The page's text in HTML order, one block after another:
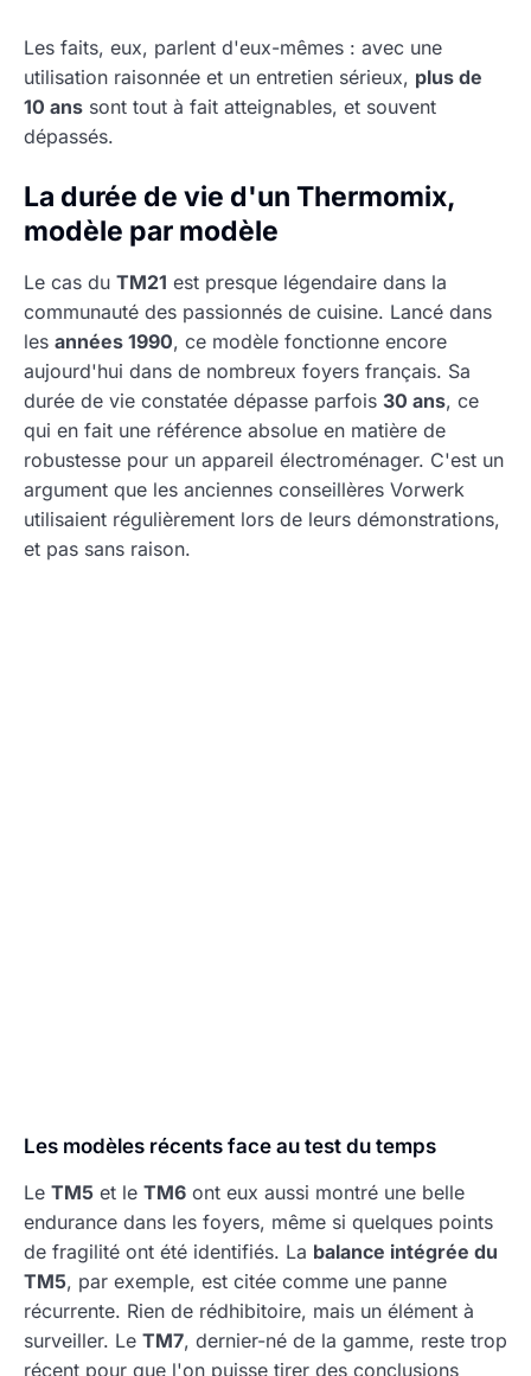
Les faits, eux, parlent d'eux-mêmes : avec une
utilisation raisonnée et un entretien sérieux, plus de
10 ans sont tout à fait atteignables, et souvent
dépassés.
La durée de vie d'un Thermomix,
modèle par modèle
Le cas du TM21 est presque légendaire dans la
communauté des passionnés de cuisine. Lancé dans
les années 1990, ce modèle fonctionne encore
aujourd'hui dans de nombreux foyers français. Sa
durée de vie constatée dépasse parfois 30 ans, ce
qui en fait une référence absolue en matière de
robustesse pour un appareil électroménager. C'est un
argument que les anciennes conseillères Vorwerk
utilisaient régulièrement lors de leurs démonstrations,
et pas sans raison.
Les modèles récents face au test du temps
Le TM5 et le TM6 ont eux aussi montré une belle
endurance dans les foyers, même si quelques points
de fragilité ont été identifiés. La balance intégrée du
TM5, par exemple, est citée comme une panne
récurrente. Rien de rédhibitoire, mais un élément à
surveiller. Le TM7, dernier-né de la gamme, reste trop
récent pour que l'on puisse tirer des conclusions